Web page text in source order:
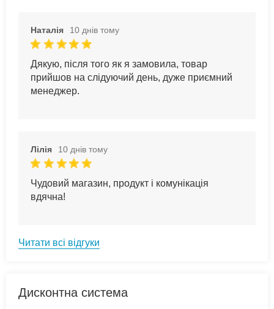
Наталія 10 днів тому
Дякую, після того як я замовила, товар
прийшов на слідуючий день, дуже приємний
менеджер.
Лілія 10 днів тому
Чудовий магазин, продукт і комунікація
вдячна!
Читати всі відгуки
Дисконтна система